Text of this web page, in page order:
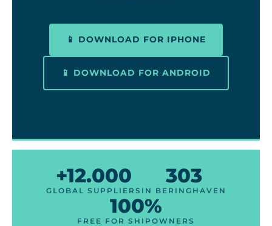
📱 DOWNLOAD FOR IPHONE
📱 DOWNLOAD FOR ANDROID
+12.000
GLOBAL SUPPLIERS
303
IN BERINGHAVEN
100%
FREE FOR SHIPOWNERS